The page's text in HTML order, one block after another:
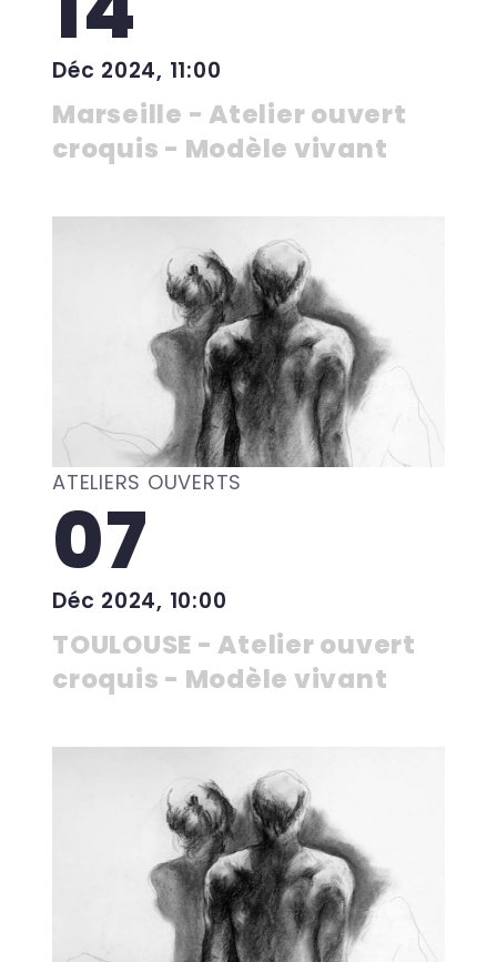
Déc 2024, 11:00
Marseille - Atelier ouvert
croquis - Modèle vivant
ATELIERS OUVERTS
07
Déc 2024, 10:00
TOULOUSE - Atelier ouvert
croquis - Modèle vivant